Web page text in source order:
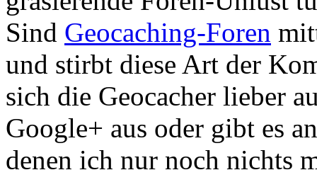
Sind Geocaching-Foren
und stirbt diese Art der
sich die Geocacher lieber
Google+ aus oder gibt es
denen ich nur noch nichts